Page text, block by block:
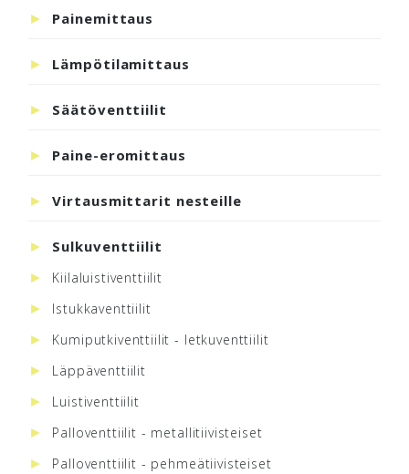
Painemittaus
Lämpötilamittaus
Säätöventtiilit
Paine-eromittaus
Virtausmittarit nesteille
Sulkuventtiilit
Kiilaluistiventtiilit
Istukkaventtiilit
Kumiputkiventtiilit - letkuventtiilit
Läppäventtiilit
Luistiventtiilit
Palloventtiilit - metallitiivisteiset
Palloventtiilit - pehmeätiivisteiset